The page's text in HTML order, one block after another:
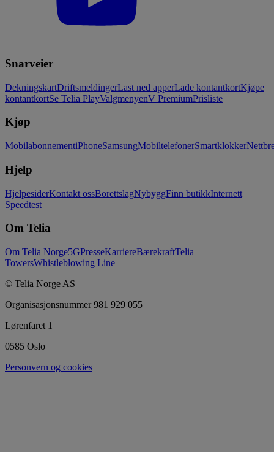
Snarveier
DekningskartDriftsmeldingerLast ned apperLade kontantkortKjøpe
kontantkortSe Telia PlayValgmenyenV PremiumPrisliste
Kjøp
MobilabonnementiPhoneSamsungMobiltelefonerSmartklokker
Hjelp
HjelpesiderKontakt ossBorettslagNybyggFinn butikkInternett
Speedtest
Om Telia
Om Telia Norge5GPresseKarriereBærekraftTelia
TowersWhistleblowing Line
© Telia Norge AS
Organisasjonsnummer 981 929 055
Lørenfaret 1
0585 Oslo
Personvern og cookies